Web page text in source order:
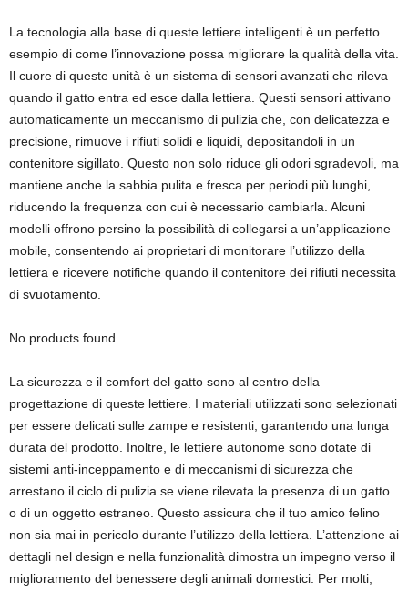
La tecnologia alla base di queste lettiere intelligenti è un perfetto
esempio di come l’innovazione possa migliorare la qualità della vita.
Il cuore di queste unità è un sistema di sensori avanzati che rileva
quando il gatto entra ed esce dalla lettiera. Questi sensori attivano
automaticamente un meccanismo di pulizia che, con delicatezza e
precisione, rimuove i rifiuti solidi e liquidi, depositandoli in un
contenitore sigillato. Questo non solo riduce gli odori sgradevoli, ma
mantiene anche la sabbia pulita e fresca per periodi più lunghi,
riducendo la frequenza con cui è necessario cambiarla. Alcuni
modelli offrono persino la possibilità di collegarsi a un’applicazione
mobile, consentendo ai proprietari di monitorare l’utilizzo della
lettiera e ricevere notifiche quando il contenitore dei rifiuti necessita
di svuotamento.
No products found.
La sicurezza e il comfort del gatto sono al centro della
progettazione di queste lettiere. I materiali utilizzati sono selezionati
per essere delicati sulle zampe e resistenti, garantendo una lunga
durata del prodotto. Inoltre, le lettiere autonome sono dotate di
sistemi anti-inceppamento e di meccanismi di sicurezza che
arrestano il ciclo di pulizia se viene rilevata la presenza di un gatto
o di un oggetto estraneo. Questo assicura che il tuo amico felino
non sia mai in pericolo durante l’utilizzo della lettiera. L’attenzione ai
dettagli nel design e nella funzionalità dimostra un impegno verso il
miglioramento del benessere degli animali domestici. Per molti,